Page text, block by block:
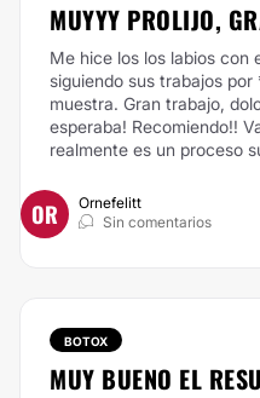
MUYYY PROLIJO,
Me hice los los labios con
siguiendo sus trabajos
muestra. Gran trabajo,
esperaba! Recomiendo!!
realmente es un proceso
OR
Ornefelitt
Sin comentarios
BOTOX
MUY BUENO EL